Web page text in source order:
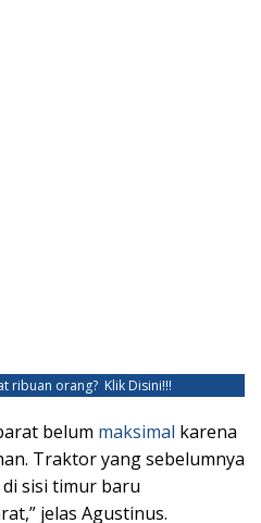
ribuan orang? Klik Disini!!!
belum maksimal karena
Traktor yang sebelumnya
sisi timur baru
jelas Agustinus.